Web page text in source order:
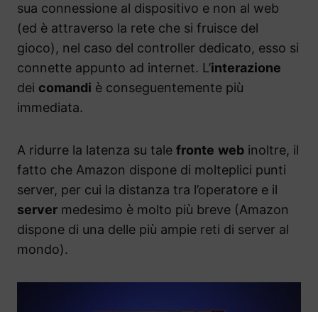
sua connessione al dispositivo e non al web
(ed è attraverso la rete che si fruisce del
gioco), nel caso del controller dedicato, esso si
connette appunto ad internet. L’interazione
dei comandi è conseguentemente più
immediata.
A ridurre la latenza su tale fronte web inoltre, il
fatto che Amazon dispone di molteplici punti
server, per cui la distanza tra l’operatore e il
server medesimo è molto più breve (Amazon
dispone di una delle più ampie reti di server al
mondo).